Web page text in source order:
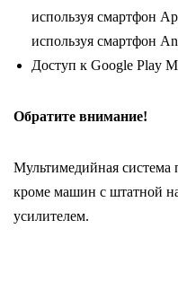
используя смартфон
используя смартфон
Доступ к Google Play
Обратите внимание!
Мультимедийная система
кроме машин с штатной
усилителем.